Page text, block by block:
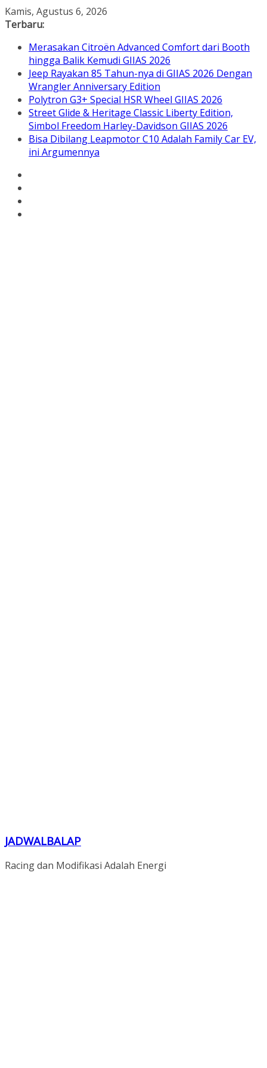
Skip
to
Kamis, Agustus 6, 2026
Terbaru:
Merasakan Citroën Advanced Comfort dari Booth
hingga Balik Kemudi GIIAS 2026
Jeep Rayakan 85 Tahun-nya di GIIAS 2026 Dengan
Wrangler Anniversary Edition
Polytron G3+ Special HSR Wheel GIIAS 2026
Street Glide & Heritage Classic Liberty Edition,
Simbol Freedom Harley-Davidson GIIAS 2026
Bisa Dibilang Leapmotor C10 Adalah Family Car EV,
ini Argumennya
JADWALBALAP
Racing dan Modifikasi Adalah Energi